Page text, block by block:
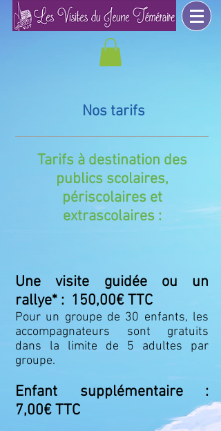
Nos tarifs
Tarifs à destination des
publics scolaires,
périscolaires et
extrascolaires :
Une visite guidée ou un
rallye* : 150,00€ TTC
Pour un groupe de 30 enfants, les
accompagnateurs sont gratuits
dans la limite de 5 adultes par
groupe.
Enfant supplémentaire :
7,00€ TTC